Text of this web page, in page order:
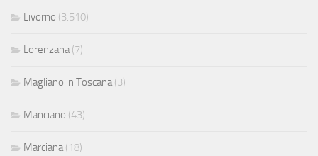
Livorno (3.510)
Lorenzana (7)
Magliano in Toscana (3)
Manciano (43)
Marciana (18)